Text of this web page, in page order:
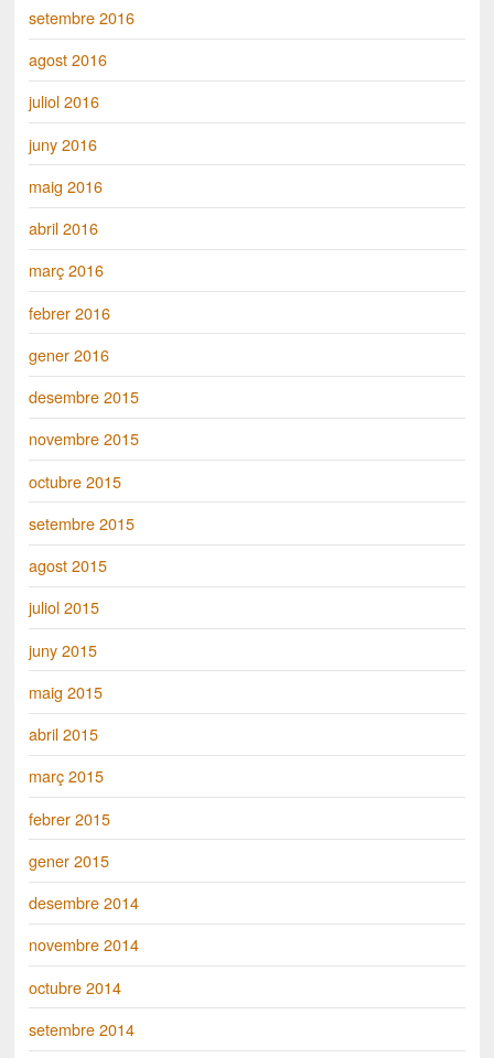
setembre 2016
agost 2016
juliol 2016
juny 2016
maig 2016
abril 2016
març 2016
febrer 2016
gener 2016
desembre 2015
novembre 2015
octubre 2015
setembre 2015
agost 2015
juliol 2015
juny 2015
maig 2015
abril 2015
març 2015
febrer 2015
gener 2015
desembre 2014
novembre 2014
octubre 2014
setembre 2014